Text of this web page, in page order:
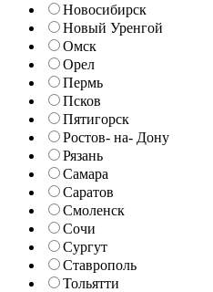
Новосибирск
Новый Уренгой
Омск
Орел
Пермь
Псков
Пятигорск
Ростов- на- Дону
Рязань
Самара
Саратов
Смоленск
Сочи
Сургут
Ставрополь
Тольятти